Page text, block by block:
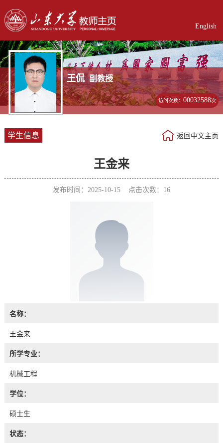
English
王侃 副教授
访问次数：00032588次
学生信息 返回中文主页
王金来
发布时间：2025-10-15 点击次数： 16
名称：
王金来
所学专业：
机械工程
学位：
硕士生
状态：